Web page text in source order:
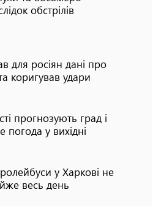
обстрілів
для росіян дані про
коригував удари
прогнозують град і
у вихідні
у Харкові не
весь день